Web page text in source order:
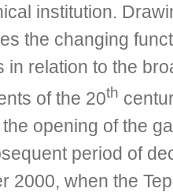
institution.
the changing
in relation to the
of the 20th
opening of the
period of
2000, when the